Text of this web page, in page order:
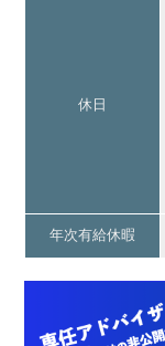
休日
年次有給休暇